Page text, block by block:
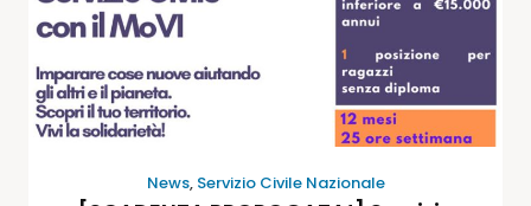
News, Servizio Civile Nazionale